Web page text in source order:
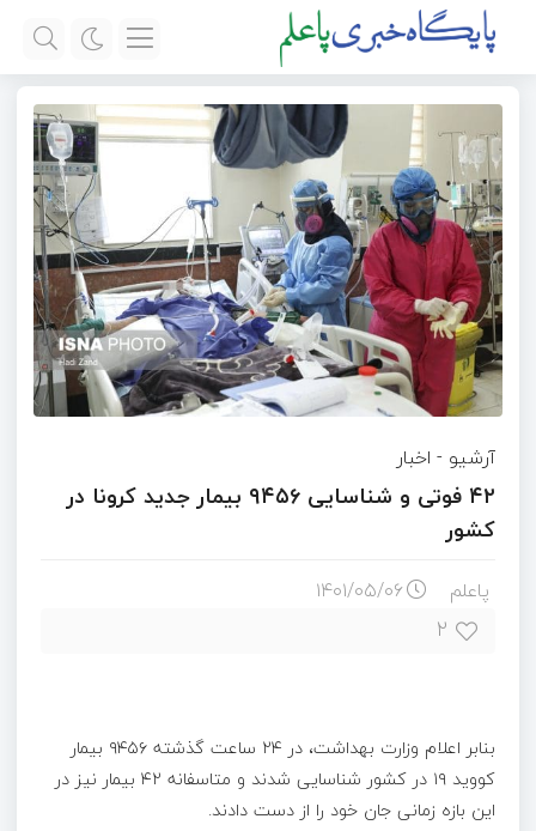
آرشیو - اخبار
۴۲ فوتی و شناسایی ۹۴۵۶ بیمار جدید کرونا در
کشور
پاعلم ۱۴۰۱/۰۵/۰۶
۲
بنابر اعلام وزارت بهداشت، در ۲۴ ساعت گذشته ۹۴۵۶ بیمار
کووید ۱۹ در کشور شناسایی شدند و متاسفانه ۴۲ بیمار نیز در
این بازه زمانی جان خود را از دست دادند.